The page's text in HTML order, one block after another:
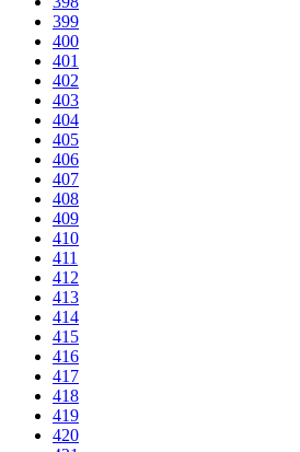
399
400
401
402
403
404
405
406
407
408
409
410
411
412
413
414
415
416
417
418
419
420